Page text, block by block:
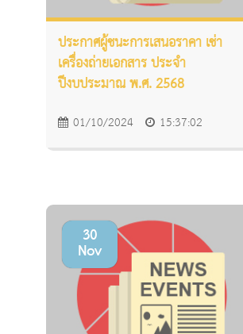
ประกาศผู้ชนะการเสนอราคา เช่า
เครื่องถ่ายเอกสาร ประจำ
ปีงบประมาณ พ.ศ. 2568
01/10/2024 15:37:02
30
Nov